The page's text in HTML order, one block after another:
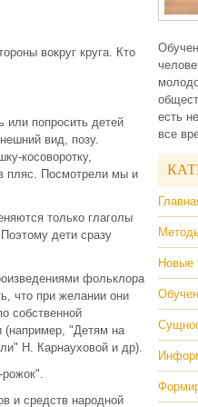
вокруг круга. Кто
или попросить детей
вид, позу.
косоворотку,
пляс. Посмотрели мы и
только глаголы
дети сразу
фольклора
что при желании они
собственной
(например, "Детям на
Н. Карнауховой и др).
и средств народной
есть
все
Новые